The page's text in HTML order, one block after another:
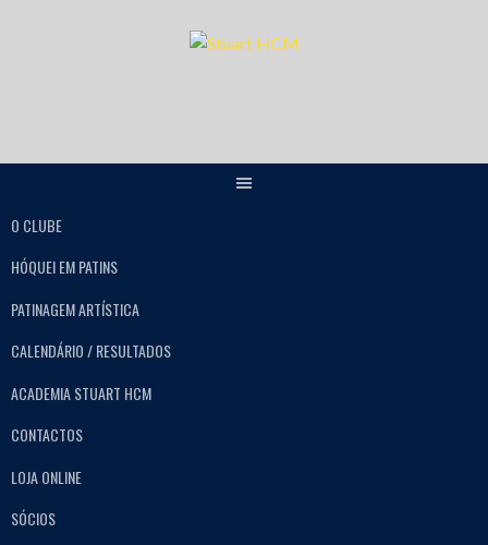
O CLUBE
HÓQUEI EM PATINS
PATINAGEM ARTÍSTICA
CALENDÁRIO / RESULTADOS
ACADEMIA STUART HCM
CONTACTOS
LOJA ONLINE
SÓCIOS